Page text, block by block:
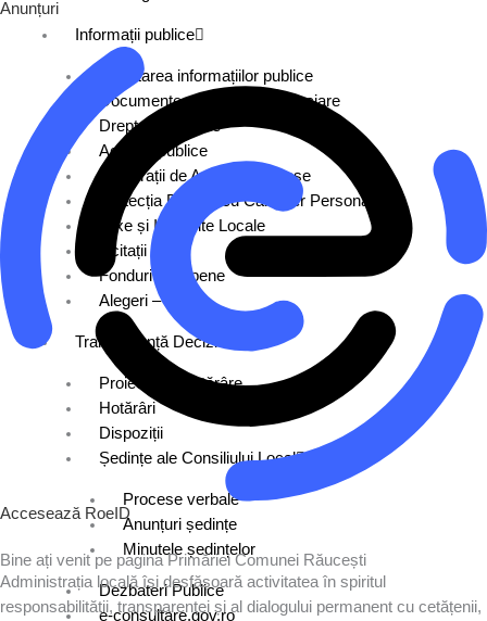
Informații publice
Solicitarea informațiilor publice
Documente și Informații financiare
Drepturi Salariale
Achiziții publice
Declarații de Avere și Interese
Protecția Datelor cu Caracter Personal
Taxe și Impozite Locale
Licitații
Fonduri Europene
Alegeri – 2024
Transparență Decizională
Proiecte de hotărâre
Hotărâri
Dispoziții
Ședințe ale Consiliului Local
Procese verbale
Anunțuri ședințe
Minutele ședințelor
Dezbateri Publice
e-consultare.gov.ro
Anunțuri
Accesează RoeID
Bine ați venit pe pagina Primăriei Comunei Răucești
Administrația locală își desfășoară activitatea în spiritul
responsabilității, transparenței și al dialogului permanent cu cetățenii,